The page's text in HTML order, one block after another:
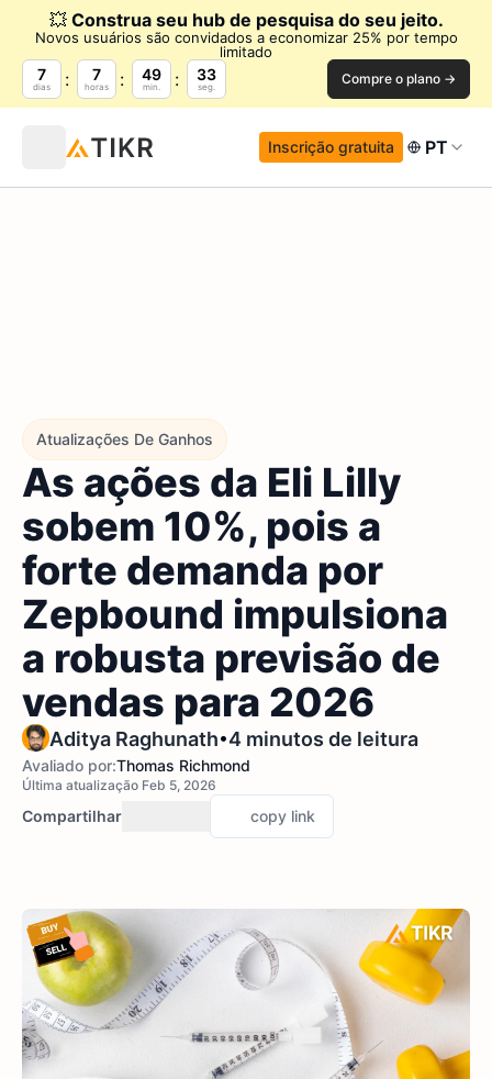
💥 Construa seu hub de pesquisa do seu jeito.
Novos usuários são convidados a economizar 25% por tempo
limitado
7
dias
7
horas
49
min.
32
seg. Compre o plano →
Inscrição gratuita PT
Atualizações De Ganhos
As ações da Eli Lilly
sobem 10%, pois a
forte demanda por
Zepbound impulsiona
a robusta previsão de
vendas para 2026
Aditya Raghunath•4 minutos de leitura
Avaliado por:Thomas Richmond
Última atualização Feb 5, 2026
Compartilhar copy link